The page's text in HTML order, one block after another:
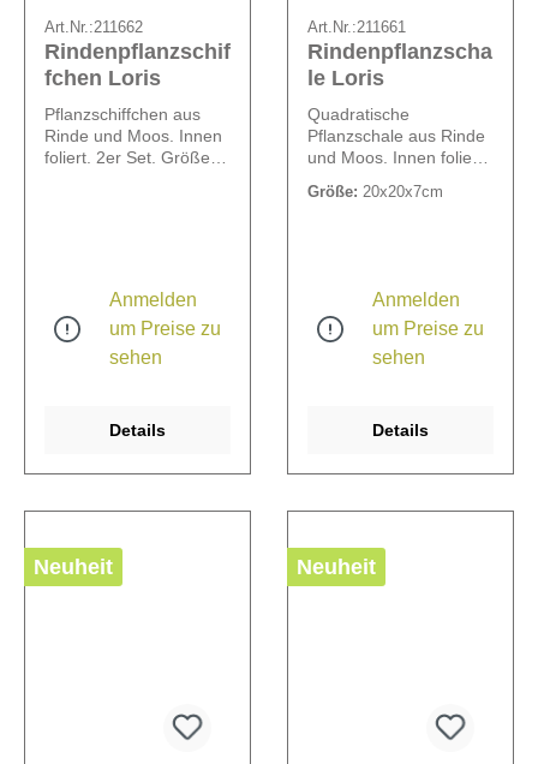
Art.Nr.:211662
Rindenpflanzschif
fchen Loris
Pflanzschiffchen aus
Rinde und Moos. Innen
foliert. 2er Set. Größen:
Anmelden
um Preise zu
sehen
Details
Art.Nr.:211661
Rindenpflanzscha
le Loris
Quadratische
Pflanzschale aus Rinde
und Moos. Innen foliert.
Größe: 20x20x7cm
Anmelden
um Preise zu
sehen
Details
Neuheit Neuheit